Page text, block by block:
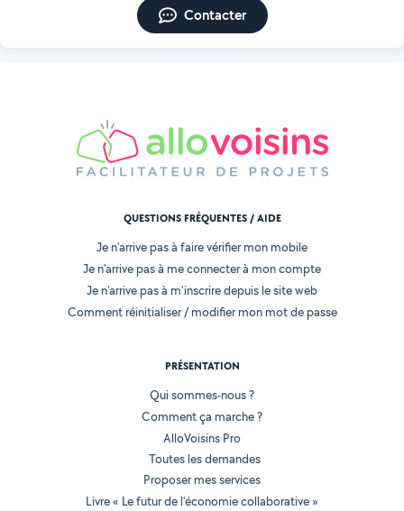
Contacter
QUESTIONS FRÉQUENTES / AIDE
Je n'arrive pas à faire vérifier mon mobile
Je n'arrive pas à me connecter à mon compte
Je n'arrive pas à m'inscrire depuis le site web
Comment réinitialiser / modifier mon mot de passe
PRÉSENTATION
Qui sommes-nous ?
Comment ça marche ?
AlloVoisins Pro
Toutes les demandes
Proposer mes services
Livre « Le futur de l'économie collaborative »